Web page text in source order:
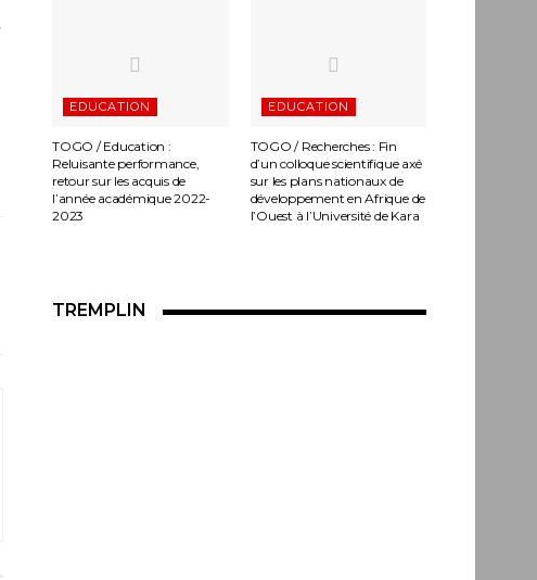
EDUCATION
TOGO / Education :
Reluisante performance,
retour sur les acquis de
l’année académique 2022-
2023
EDUCATION
TOGO / Recherches : Fin
d’un colloque scientifique axé
sur les plans nationaux de
développement en Afrique de
l’Ouest à l’Université de Kara
TREMPLIN